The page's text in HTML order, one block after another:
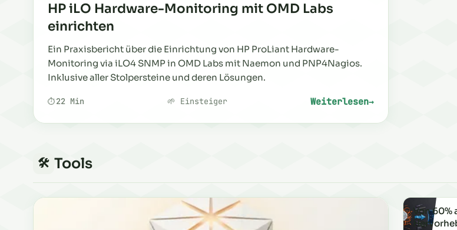
HP iLO Hardware-Monitoring mit OMD Labs
einrichten
Ein Praxisbericht über die Einrichtung von HP ProLiant Hardware-
Monitoring via iLO4 SNMP in OMD Labs mit Naemon und PNP4Nagios.
Inklusive aller Stolpersteine und deren Lösungen.
22 Min 🌱 Einsteiger Weiterlesen
: HP iLO Hardware-
→
🛠️ Tools
Von